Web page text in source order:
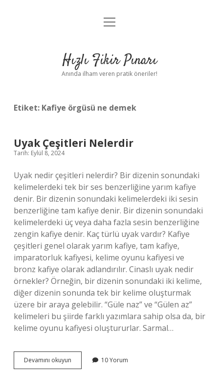
Anasayfa
Yasal Uyarı
menüyü
Hızlı Fikir Pınarı
Anında ilham veren pratik öneriler!
Etiket: Kafiye örgüsü ne demek
Uyak Çeşitleri Nelerdir
Tarih: Eylül 8, 2024
Uyak nedir çeşitleri nelerdir? Bir dizenin sonundaki
kelimelerdeki tek bir ses benzerliğine yarım kafiye
denir. Bir dizenin sonundaki kelimelerdeki iki sesin
benzerliğine tam kafiye denir. Bir dizenin sonundaki
kelimelerdeki üç veya daha fazla sesin benzerliğine
zengin kafiye denir. Kaç türlü uyak vardır? Kafiye
çeşitleri genel olarak yarım kafiye, tam kafiye,
imparatorluk kafiyesi, kelime oyunu kafiyesi ve
bronz kafiye olarak adlandırılır. Cinaslı uyak nedir
örnekler? Örneğin, bir dizenin sonundaki iki kelime,
diğer dizenin sonunda tek bir kelime oluşturmak
üzere bir araya gelebilir. “Güle naz” ve “Gülen az”
kelimeleri bu şiirde farklı yazımlara sahip olsa da, bir
kelime oyunu kafiyesi oluştururlar. Sarmal…
Devamını okuyun
Çeşitleri
10 Yorum